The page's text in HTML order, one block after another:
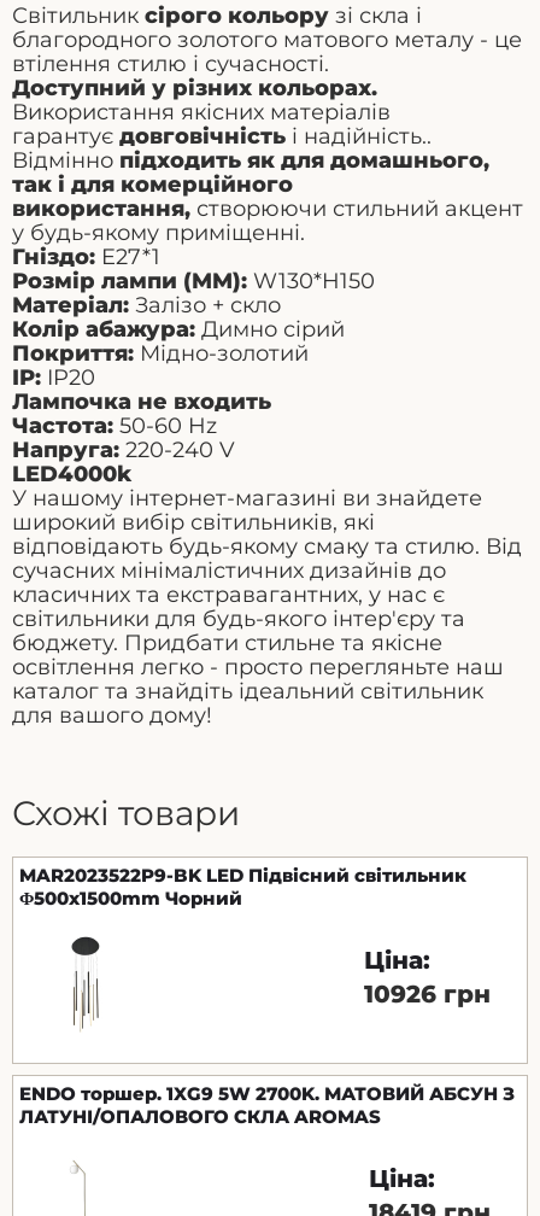
Світильник сірого кольору зі скла і
благородного золотого матового металу - це
втілення стилю і сучасності.
Доступний у різних кольорах.
Використання якісних матеріалів
гарантує довговічність і надійність..
Відмінно підходить як для домашнього,
так і для комерційного
використання, створюючи стильний акцент
у будь-якому приміщенні.
Гніздо: E27*1
Розмір лампи (MM): W130*H150
Матеріал: Залізо + скло
Колір абажура: Димно сірий
Покриття: Мідно-золотий
IP: IP20
Лампочка не входить
Частота: 50-60 Hz
Напруга: 220-240 V
LED4000k
У нашому інтернет-магазині ви знайдете
широкий вибір світильників, які
відповідають будь-якому смаку та стилю. Від
сучасних мінімалістичних дизайнів до
класичних та екстравагантних, у нас є
світильники для будь-якого інтер'єру та
бюджету. Придбати стильне та якісне
освітлення легко - просто перегляньте наш
каталог та знайдіть ідеальний світильник
для вашого дому!
Схожі товари
MAR2023522P9-BK LED Підвісний світильник
Φ500x1500mm Чорний
Ціна:
10926 грн
ENDO торшер. 1XG9 5W 2700K. МАТОВИЙ АБСУН З
ЛАТУНІ/ОПАЛОВОГО СКЛА AROMAS
Ціна: